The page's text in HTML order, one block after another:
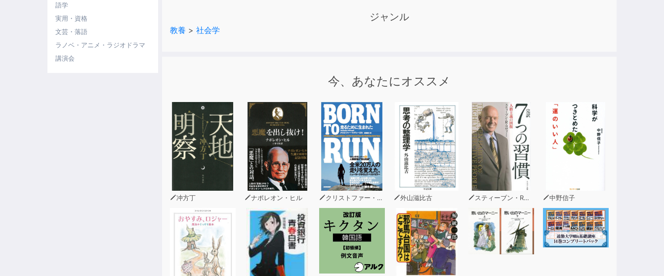
語学
実用・資格
文芸・落語
ラノベ・アニメ・ラジオドラマ
講演会
ジャンル
教養 > 社会学
今、あなたにオススメ
冲方丁 ナポレオン・ヒル クリストファー・マクドゥーガル 外山滋比古 スティーブン・R・コヴィー 中野信子